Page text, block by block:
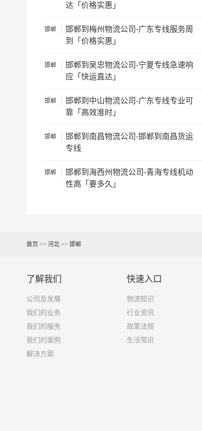
中型货车
5米2货车 28
7米6货车
9米6货车 61
13米货车 81
17.5米货车
1、包裹丢失或损坏：不靠谱的物流公司可能
2、运输时间延迟：不靠谱的物流公司可能会
3、服务质量差：不靠谱的物流公司可能会提
4、安全风险：不靠谱的物流公司可能会存
5、经济损失：如果你的包裹在运输过程中
达「价格实惠」
邯郸
邯郸到梅州物流公司-广东专线服务周
到「价格实惠」
邯郸
邯郸到吴忠物流公司-宁夏专线急速响
应「快运直达」
邯郸
邯郸到中山物流公司-广东专线专业可
靠「高效准时」
邯郸
邯郸到南昌物流公司-邯郸到南昌货运
专线
邯郸
邯郸到海西州物流公司-青海专线机动
性高「要多久」
首页 >> 河北>> 邯郸
了解我们
公司及发展
我们的业务
我们的服务
我们的案例
解决方案
快速入口
物流知识
行业资讯
政策法规
生活常识